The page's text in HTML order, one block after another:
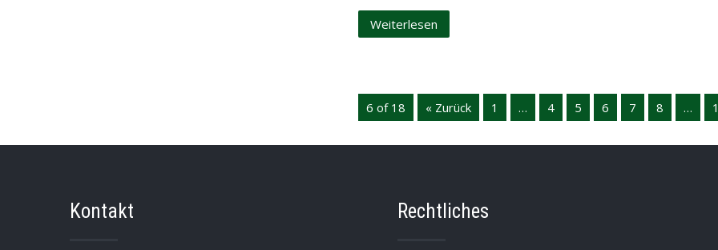
Weiterlesen
6 of 18 « Zurück 1 … 4 5 6 7 8 …
Kontakt Rechtliches